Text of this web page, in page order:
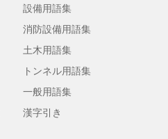
設備用語集
消防設備用語集
土木用語集
トンネル用語集
一般用語集
漢字引き